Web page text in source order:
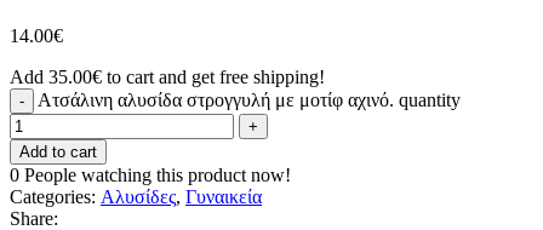
14.00€
Add 35.00€ to cart and get free shipping!
Ατσάλινη αλυσίδα στρογγυλή με μοτίφ αχινό. quantity
Add to cart
0 People watching this product now!
Categories: Αλυσίδες, Γυναικεία
Share: